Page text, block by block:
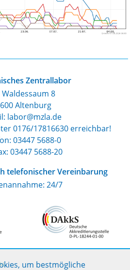
um bestmögliche
Zentrallabor
Waldessaum 8
Altenburg
labor@mzla.de
0176/17816630 erreichbar!
03447 5688-0
03447 5688-20
telefonischer Vereinbarung
24/7